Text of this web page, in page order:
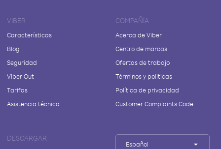
VIBER
Características
Blog
Seguridad
Viber Out
Tarifas
Asistencia técnica
COMPAÑÍA
Acerca de Viber
Centro de marcas
Ofertas de trabajo
Términos y políticas
Política de privacidad
Customer Complaints Code
DESCARGAR
Español